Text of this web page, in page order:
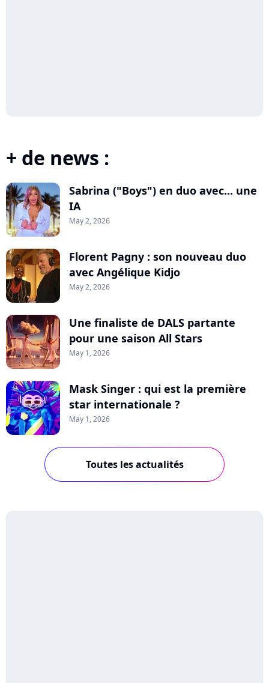
+ de news :
Sabrina ("Boys") en duo avec... une
IA
May 2, 2026
Florent Pagny : son nouveau duo
avec Angélique Kidjo
May 2, 2026
Une finaliste de DALS partante
pour une saison All Stars
May 1, 2026
Mask Singer : qui est la première
star internationale ?
May 1, 2026
Toutes les actualités